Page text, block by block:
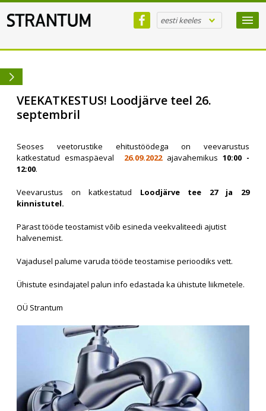
eesti keeles
VEEKATKESTUS! Loodjärve teel 26.
septembril
Seoses veetorustike ehitustöödega on veevarustus
katkestatud esmaspäeval 26.09.2022ajavahemikus 10:00 -
12:00.
Veevarustus on katkestatud Loodjärve tee 27 ja 29
kinnistutel.
Pärast tööde teostamist võib esineda veekvaliteedi ajutist
halvenemist.
Vajadusel palume varuda tööde teostamise perioodiks vett.
Ühistute esindajatel palun info edastada ka ühistute liikmetele.
OÜ Strantum